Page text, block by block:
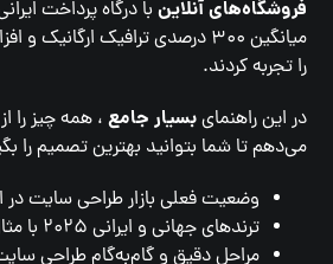
فروشگاه‌های آنلاین با درگاه پرداخت
میانگین ۳۰۰ درصدی ترافیک
را تجربه کردند.
در این راهنمایبسیار جامع ، همه چیز
می‌دهم تا شما بتوانید بهترین تصمیم را
وضعیت فعلی بازار طراحی سایت در
ترندهای جهانی و ایرانی ۲۰۲۵ با مثال‌های عملی
مراحل دقیق و گام‌به‌گام طراحی